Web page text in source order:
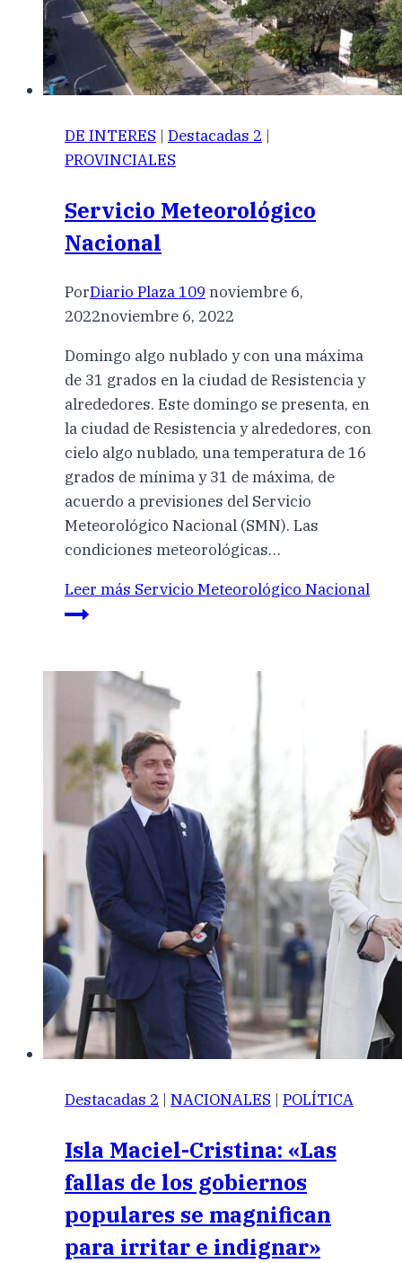
DE INTERES | Destacadas 2 |
PROVINCIALES
Servicio Meteorológico
Nacional
PorDiario Plaza 109 noviembre 6,
2022noviembre 6, 2022
Domingo algo nublado y con una máxima
de 31 grados en la ciudad de Resistencia y
alrededores. Este domingo se presenta, en
la ciudad de Resistencia y alrededores, con
cielo algo nublado, una temperatura de 16
grados de mínima y 31 de máxima, de
acuerdo a previsiones del Servicio
Meteorológico Nacional (SMN). Las
condiciones meteorológicas…
Leer más Servicio Meteorológico Nacional
Destacadas 2 | NACIONALES | POLÍTICA
Isla Maciel-Cristina: «Las
fallas de los gobiernos
populares se magnifican
para irritar e indignar»